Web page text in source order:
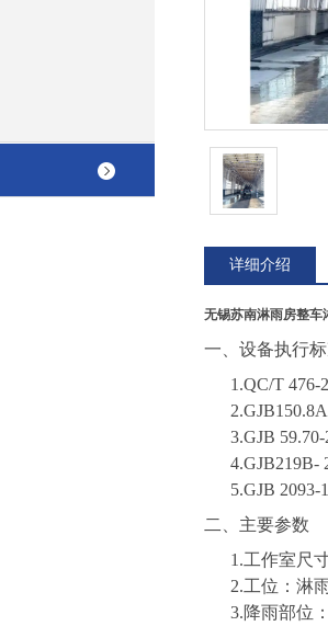
详细介绍
无锡苏南淋雨房整车
一、 设备执行
1.QC/T
2.
3.GJB
4.
5.GJB
二、主要参数
1.工作室尺
2.工位：淋
3.降雨部位